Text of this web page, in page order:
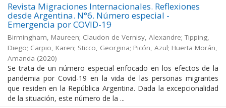
Revista Migraciones Internacionales. Reflexiones
desde Argentina. N°6. Número especial -
Emergencia por COVID-19
Birmingham, Maureen; Claudon de Vernisy, Alexandre; Tipping,
Diego; Carpio, Karen; Sticco, Georgina; Picón, Azul; Huerta Morán,
Amanda (2020)
Se trata de un número especial enfocado en los efectos de la
pandemia por Covid-19 en la vida de las personas migrantes
que residen en la República Argentina. Dada la excepcionalidad
de la situación, este número de la ...